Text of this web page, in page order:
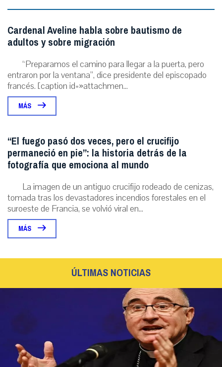
Cardenal Aveline habla sobre bautismo de
adultos y sobre migración
“Preparamos el camino para llegar a la puerta, pero
entraron por la ventana”, dice presidente del episcopado
francés. [caption id=»attachmen...
MÁS
“El fuego pasó dos veces, pero el crucifijo
permaneció en pie”: la historia detrás de la
fotografía que emociona al mundo
La imagen de un antiguo crucifijo rodeado de cenizas,
tomada tras los devastadores incendios forestales en el
suroeste de Francia, se volvió viral en...
MÁS
ÚLTIMAS NOTICIAS